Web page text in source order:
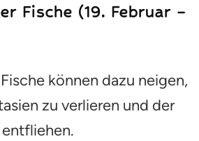
Fische (19. Februar –
können dazu neigen,
zu verlieren und der